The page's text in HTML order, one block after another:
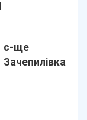
с-ще
Зачепилівка